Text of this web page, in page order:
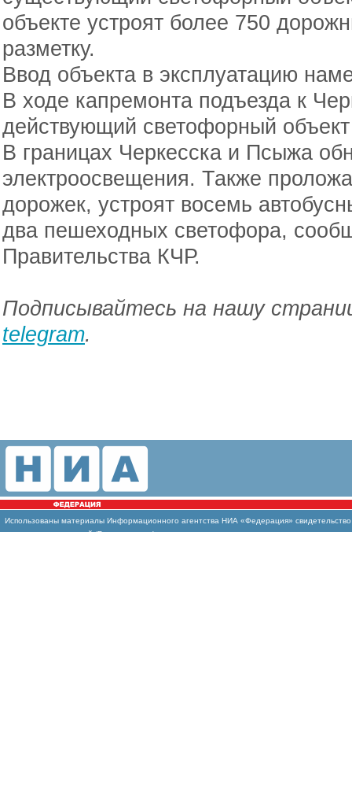
объекте устроят более 750
разметку.
Ввод объекта в эксплуатацию
В ходе капремонта подъезда к
действующий светофорный
В границах Черкесска и Псыжа
электроосвещения. Также
дорожек, устроят восемь
два пешеходных светофора,
Правительства КЧР.
Подписывайтесь на нашу
telegram.
Использованы материалы Информационного агентства НИА «Федерация»
массовых коммуникаций (Роскомнадзор)